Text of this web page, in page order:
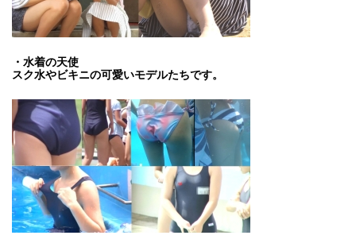
・水着の天使
スク水やビキニの可愛いモデルたちです。